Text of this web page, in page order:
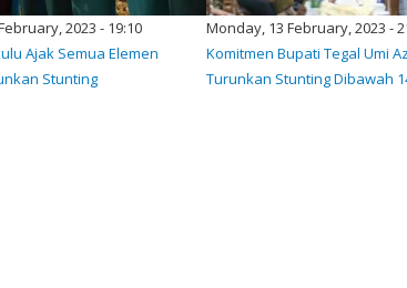
2023 - 19:10
Ajak Semua Elemen
Stunting
Monday, 13 February, 2023 -
Komitmen Bupati Tegal Umi
Turunkan Stunting Dibawah